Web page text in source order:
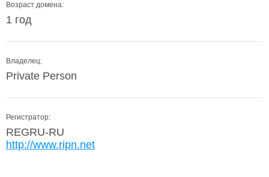
Возраст домена:
1 год
Владелец:
Private Person
Регистратор:
REGRU-RU
http://www.ripn.net